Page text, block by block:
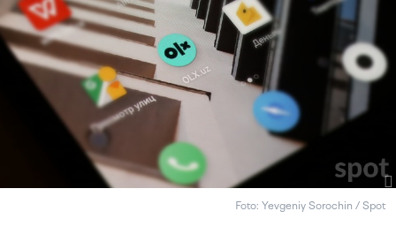
Foto: Yevgeniy Sorochin / Spot